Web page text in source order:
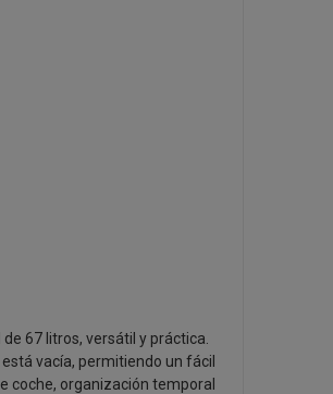
67 litros, versátil y práctica.
vacía, permitiendo un fácil
coche, organización temporal